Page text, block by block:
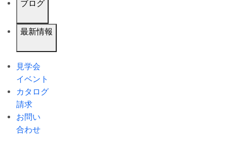
ブログ
最新情報
見学会
イベント
カタログ
請求
お問い
合わせ